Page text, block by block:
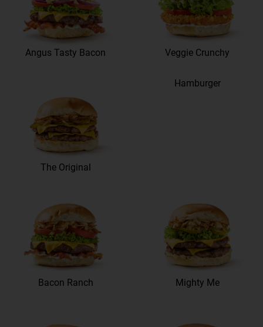
Angus Tasty Bacon Veggie Crunchy
The Original
Hamburger
Bacon Ranch Mighty Me